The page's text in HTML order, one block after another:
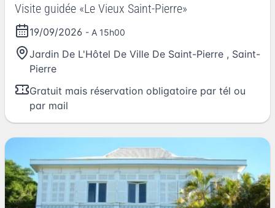
Visite guidée «Le Vieux Saint-Pierre»
19/09/2026 - A 15h00
Jardin De L'Hôtel De Ville De Saint-Pierre , Saint-
Pierre
Gratuit mais réservation obligatoire par tél ou
par mail